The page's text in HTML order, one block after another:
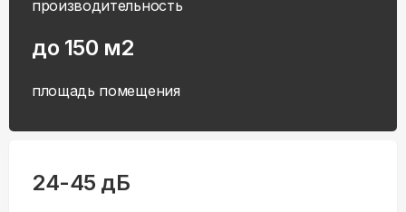
производительность
до 150 м2
площадь помещения
24-45 дБ